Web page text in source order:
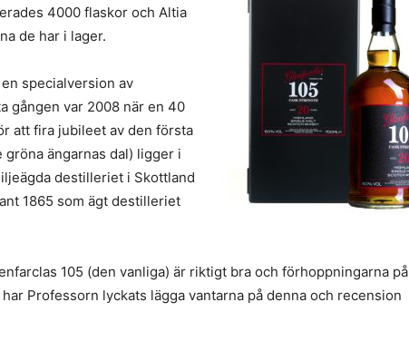
4000 flaskor och Altia
de har i lager.
specialversion av
gången var 2008 när en 40
att fira jubileet av den första
ängarnas dal) ligger i
destilleriet i Skottland
1865 som ägt destilleriet
105 (den vanliga) är riktigt bra och förhoppningarna på
Professorn lyckats lägga vantarna på denna och recension